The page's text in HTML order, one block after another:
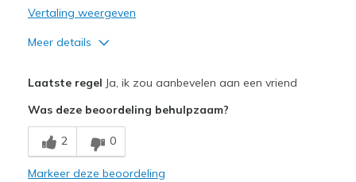
Vertaling weergeven
Meer details
Minpunten
Need Break In
Laatste regel Ja, ik zou aanbevelen aan een vriend
Was deze beoordeling behulpzaam?
2 0
Markeer deze beoordeling